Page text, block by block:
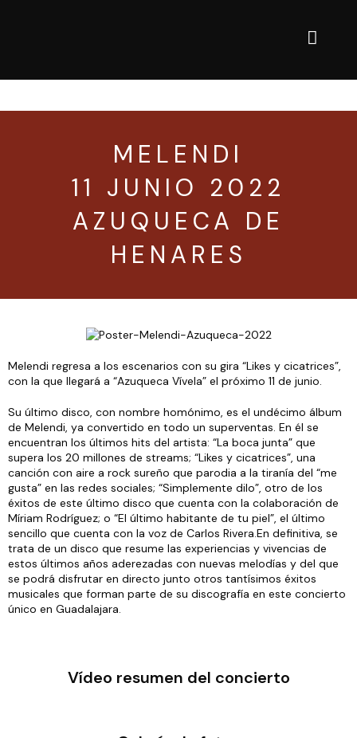
MELENDI
11 JUNIO 2022
AZUQUECA DE
HENARES
Melendi regresa a los escenarios con su gira “Likes y cicatrices”,
con la que llegará a “Azuqueca Vívela” el próximo 11 de junio.
Su último disco, con nombre homónimo, es el undécimo álbum
de Melendi, ya convertido en todo un superventas. En él se
encuentran los últimos hits del artista: “La boca junta” que
supera los 20 millones de streams; “Likes y cicatrices”, una
canción con aire a rock sureño que parodia a la tiranía del “me
gusta” en las redes sociales; “Simplemente dilo”, otro de los
éxitos de este último disco que cuenta con la colaboración de
Míriam Rodríguez; o “El último habitante de tu piel”, el último
sencillo que cuenta con la voz de Carlos Rivera.En definitiva, se
trata de un disco que resume las experiencias y vivencias de
estos últimos años aderezadas con nuevas melodías y del que
se podrá disfrutar en directo junto otros tantísimos éxitos
musicales que forman parte de su discografía en este concierto
único en Guadalajara.
Vídeo resumen del concierto